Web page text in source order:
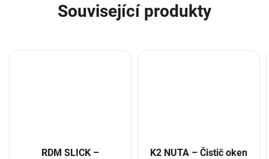
Související produkty
RDM SLICK –
K2 NUTA – Čistič oken